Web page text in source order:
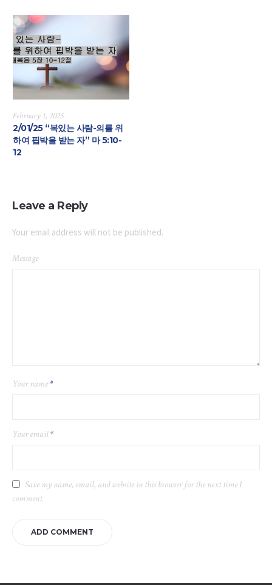
February 1, 2025
2/01/25 “복있는 사람-의를 위
하여 핍박을 받는 자” 마 5:10-
12
Leave a Reply
Your email address will not be published.
Message
Your name*
Your email*
Save my name, email, and website in this browser for the next time I
comment.